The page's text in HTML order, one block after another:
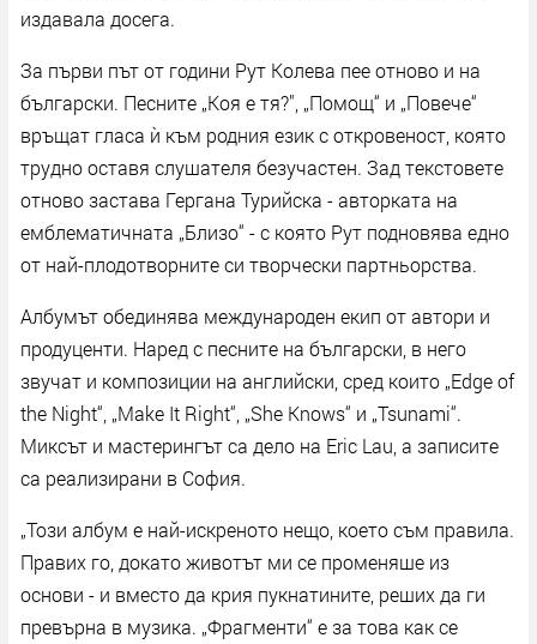
издавала досега.
За първи път от години Рут Колева пее отново и на
български. Песните „Коя е тя?", „Помощ“ и „Повече“
връщат гласа ѝ към родния език с откровеност, която
трудно оставя слушателя безучастен. Зад текстовете
отново застава Гергана Турийска - авторката на
емблематичната „Близо“ - с която Рут подновява едно
от най-плодотворните си творчески партньорства.
Албумът обединява международен екип от автори и
продуценти. Наред с песните на български, в него
звучат и композиции на английски, сред които „Edge of
the Night“, „Make It Right“, „She Knows“ и „Tsunami“.
Миксът и мастерингът са дело на Eric Lau, а записите
са реализирани в София.
„Този албум е най-искреното нещо, което съм правила.
Правих го, докато животът ми се променяше из
основи - и вместо да крия пукнатините, реших да ги
превърна в музика. „Фрагменти“ е за това как се